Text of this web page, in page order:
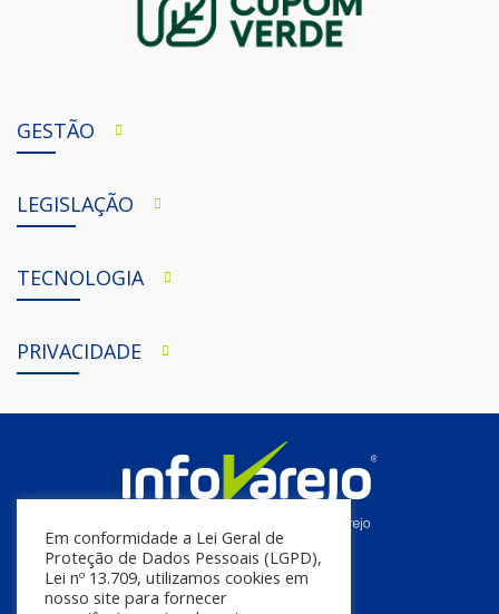
GESTÃO
LEGISLAÇÃO
TECNOLOGIA
PRIVACIDADE
Em conformidade a Lei Geral de
Proteção de Dados Pessoais (LGPD),
Lei nº 13.709, utilizamos cookies em
nosso site para fornecer